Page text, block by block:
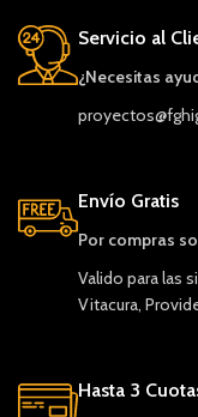
Servicio al
¿Necesitas
Envío Gratis
Por compras
Valido para las
Vitacura,
Hasta 3